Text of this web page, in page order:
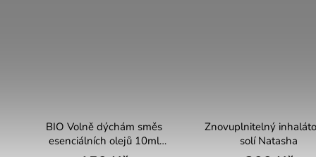
BIO Volně dýchám směs
esenciálních olejů 10ml
Znovuplnitelný
solí Natasha